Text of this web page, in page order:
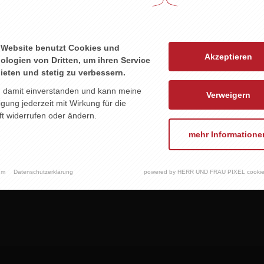
REINFELD
reserve ried
ungerberg
Website benutzt Cookies und
von Dritten, um ihren Service
und stetig zu verbessern.
damit einverstanden und kann meine
jederzeit mit Wirkung für die
widerrufen oder ändern.
Akzeptieren
Verweigern
mehr
Datenschutzerklärung powered by HERR UND FRAU PIXEL